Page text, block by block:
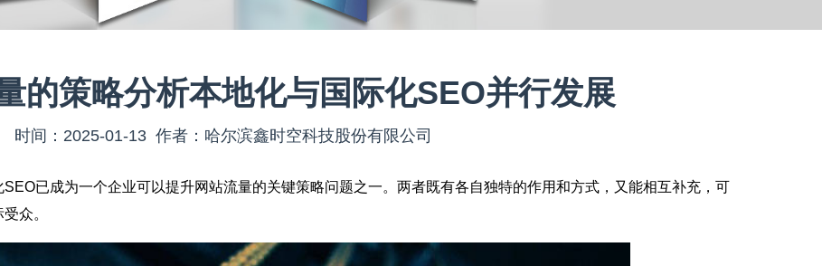
的策略分析本地化与国际化SEO并行发展
时间：2025-01-13 作者：哈尔滨鑫时空科技股份有限公司
已成为一个企业可以提升网站流量的关键策略问题之一。两者既有各自独特的作用和方式，又能相互补充，可
众。